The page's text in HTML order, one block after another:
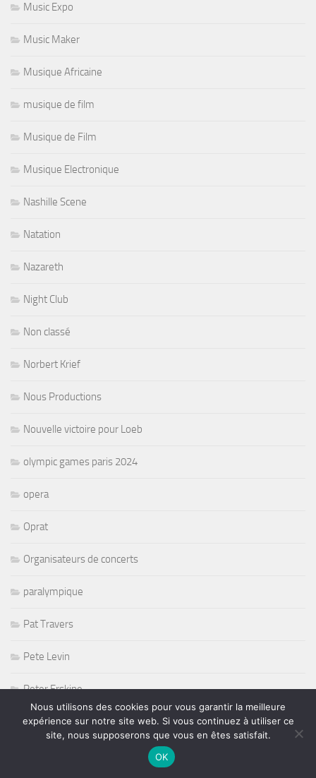
Music Expo
Music Maker
Musique Africaine
musique de film
Musique de Film
Musique Electronique
Nashille Scene
Natation
Nazareth
Night Club
Non classé
Norbert Krief
Nous Productions
Nouvelle victoire pour Loeb
olympic games paris 2024
opera
Oprat
Organisateurs de concerts
paralympique
Pat Travers
Pete Levin
Peter Erskine
petit journal Montparnasse
Nous utilisons des cookies pour vous garantir la meilleure
expérience sur notre site web. Si vous continuez à utiliser ce
site, nous supposerons que vous en êtes satisfait.
OK